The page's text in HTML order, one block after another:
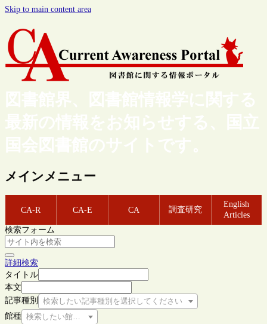
Skip to main content area
図書館界、図書館情報学に関する
最新の情報をお知らせする、国立
国会図書館のサイトです。
メインメニュー
CA-R CA-E CA 調査研究
English
Articles
検索フォーム
詳細検索
タイトル
本文
記事種別
検索したい記事種別を選択してください
館種 検索したい館種を選択してください